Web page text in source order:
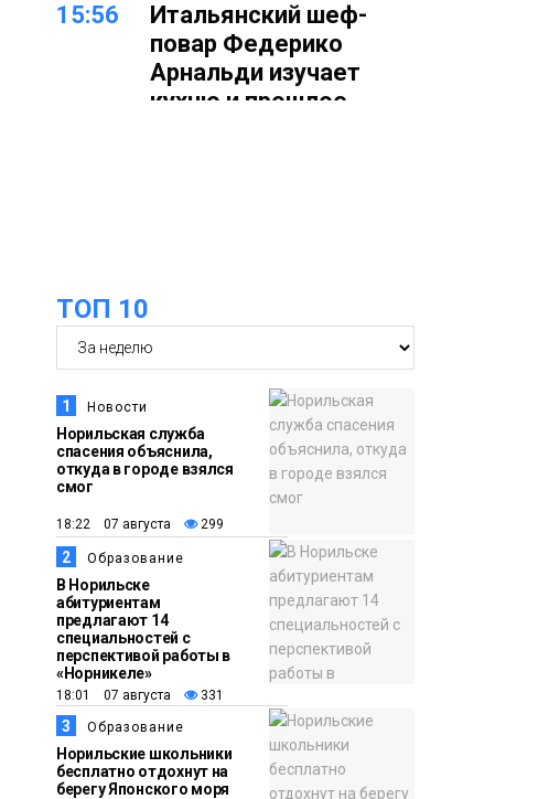
15:56
Итальянский шеф-
повар Федерико
Арнальди изучает
кухню и прошлое
Спорт
14:30
Новости
Ленинский проспект
частично закроют в
связи с Днём
рождения «Башни»
13:59
Новости
«Домик Хоббитов» и
«Самолёт в облаках»
появятся в Кайеркане
13:08
Новости
Предстоящие
выходные в
Норильске будут
зябкими, пасмурными
и дождливыми
ТОП 10
1 Новости
Норильская служба
спасения объяснила,
откуда в городе взялся
смог
18:22 07 августа 299
2 Образование
В Норильске
абитуриентам
предлагают 14
специальностей с
перспективой работы в
«Норникеле»
18:01 07 августа 331
3 Образование
Норильские школьники
бесплатно отдохнут на
берегу Японского моря